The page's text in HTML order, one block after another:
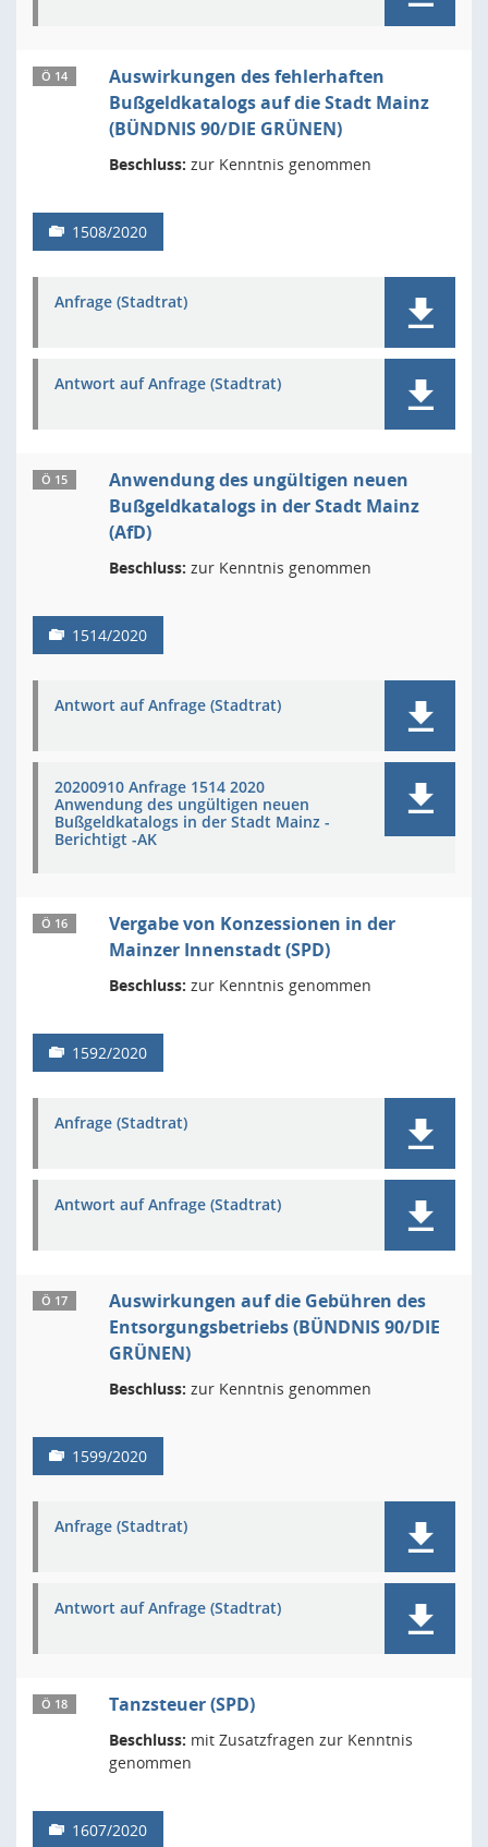
Ö 14
Auswirkungen des fehlerhaften
Bußgeldkatalogs auf die Stadt Mainz
(BÜNDNIS 90/DIE GRÜNEN)
Beschluss: zur Kenntnis genommen
1508/2020
Anfrage (Stadtrat)
Antwort auf Anfrage (Stadtrat)
Ö 15
Anwendung des ungültigen neuen
Bußgeldkatalogs in der Stadt Mainz
(AfD)
Beschluss: zur Kenntnis genommen
1514/2020
Antwort auf Anfrage (Stadtrat)
20200910 Anfrage 1514 2020
Anwendung des ungültigen neuen
Bußgeldkatalogs in der Stadt Mainz -
Berichtigt -AK
Ö 16
Vergabe von Konzessionen in der
Mainzer Innenstadt (SPD)
Beschluss: zur Kenntnis genommen
1592/2020
Anfrage (Stadtrat)
Antwort auf Anfrage (Stadtrat)
Ö 17
Auswirkungen auf die Gebühren des
Entsorgungsbetriebs (BÜNDNIS 90/DIE
GRÜNEN)
Beschluss: zur Kenntnis genommen
1599/2020
Anfrage (Stadtrat)
Antwort auf Anfrage (Stadtrat)
Ö 18 Tanzsteuer (SPD)
Beschluss: mit Zusatzfragen zur Kenntnis
genommen
1607/2020